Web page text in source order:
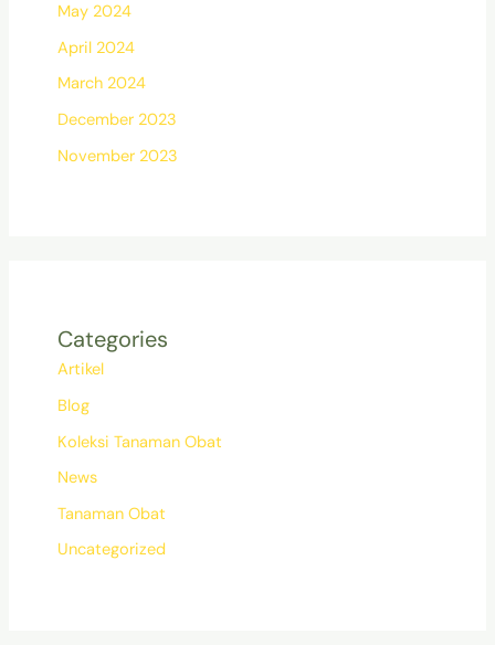
May 2024
April 2024
March 2024
December 2023
November 2023
Categories
Artikel
Blog
Koleksi Tanaman Obat
News
Tanaman Obat
Uncategorized